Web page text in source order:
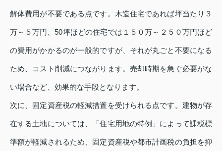
解体費用が不要である点です。木造住宅であれば坪当たり３
万～５万円、50坪ほどの住宅では１５０万～２５０万円ほど
の費用がかかるのが一般的ですが、それが丸ごと不要になる
ため、コスト削減につながります。売却時期を急ぐ必要がな
い場合など、効果的な手段となります。
次に、固定資産税の軽減措置を受けられる点です。建物が存
在する土地については、「住宅用地の特例」によって課税標
準額が軽減されるため、固定資産税や都市計画税の負担を抑